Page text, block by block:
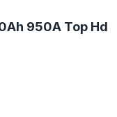
950A Top Hd